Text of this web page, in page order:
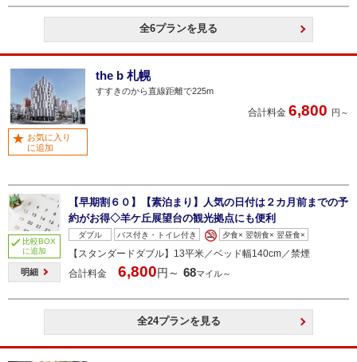
全6プランを見る
the b 札幌
すすきのから直線距離で225m
合計料金 6,800 円～
お気に入り
に追加
比較BOX
に追加
明細
【早期割６０】【素泊まり】人気の日付は２カ月前までの予
約がお得◇羊ケ丘展望台の観光拠点にも便利
ダブル バス付き・トイレ付き 夕食× 翌朝食× 翌昼食×
【スタンダードダブル】13平米／ベッド幅140cm／禁煙
合計料金
6,800円～ 68マイル～
全24プランを見る